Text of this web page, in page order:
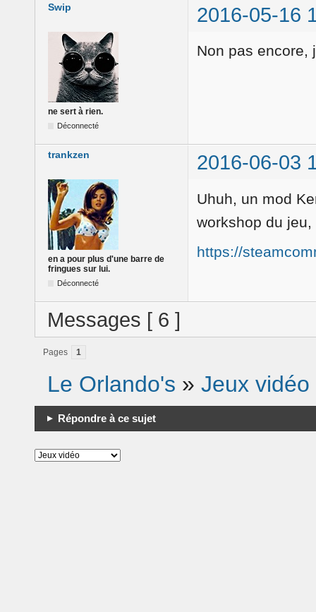
Swip 2016-05-16
ne sert à rien.
Déconnecté
Non pas encore,
trankzen 2016-06-03
en a pour plus d'une barre de
fringues sur lui.
Déconnecté
Uhuh, un mod
workshop du
https://
Messages [ 6 ]
Pages 1
Le Orlando's »Jeux vidéo
Répondre à ce sujet